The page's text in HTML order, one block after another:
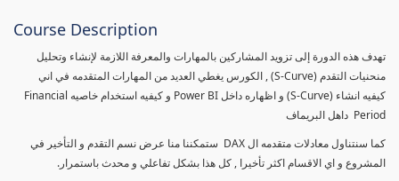
Course Description
تهدف هذه الدورة إلى تزويد المشاركين بالمهارات والمعرفة اللازمة لإنشاء وتحليل
منحنيات التقدم (S-Curve) , الكورس يغطي العديد من المهارات المتقدمه في اني
كيفيه انشاء (S-Curve) و اظهاره داخل Power BI و كيفيه استخدام خاصيه Financial
Period داهل البريماف
كما سنتناول معادلات متقدمه ال DAX ستمكننا منا عرض نسم التقدم و التأخير في
المشروع و اي الاقسام اكثر تأخيرا , كل هذا بشكل تفاعلي و محدث باستمرار.